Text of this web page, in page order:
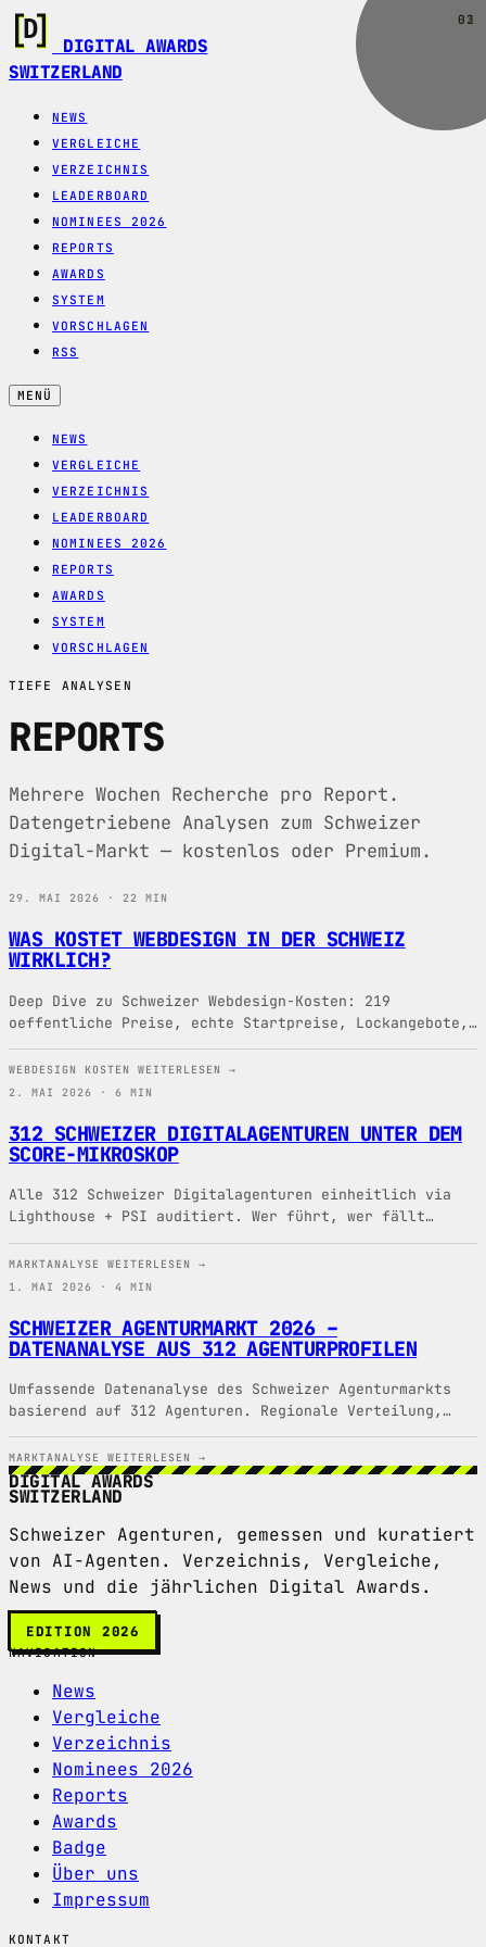
DIGITAL AWARDS
SWITZERLAND
NEWS
VERGLEICHE
VERZEICHNIS
LEADERBOARD
NOMINEES 2026
REPORTS
AWARDS
SYSTEM
VORSCHLAGEN
RSS
MENÜ
NEWS
VERGLEICHE
VERZEICHNIS
LEADERBOARD
NOMINEES 2026
REPORTS
AWARDS
SYSTEM
VORSCHLAGEN
TIEFE ANALYSEN
REPORTS
Mehrere Wochen Recherche pro Report.
Datengetriebene Analysen zum Schweizer
Digital-Markt — kostenlos oder Premium.
01
29. MAI 2026 · 22 MIN
WAS KOSTET WEBDESIGN IN DER SCHWEIZ
WIRKLICH?
Deep Dive zu Schweizer Webdesign-Kosten: 219
oeffentliche Preise, echte Startpreise, Lockangebote,
Endkosten, WordPress, Jamstack und SEO-Funnel.
WEBDESIGN KOSTEN WEITERLESEN →
02
2. MAI 2026 · 6 MIN
312 SCHWEIZER DIGITALAGENTUREN UNTER DEM
SCORE-MIKROSKOP
Alle 312 Schweizer Digitalagenturen einheitlich via
Lighthouse + PSI auditiert. Wer führt, wer fällt
durch, und warum 18 Sites gar nicht messbar sind.
MARKTANALYSE WEITERLESEN →
03
1. MAI 2026 · 4 MIN
SCHWEIZER AGENTURMARKT 2026 –
DATENANALYSE AUS 312 AGENTURPROFILEN
Umfassende Datenanalyse des Schweizer Agenturmarkts
basierend auf 312 Agenturen. Regionale Verteilung,
Groessenklassen, Spezialisierungen und Technologie-
Trends.
MARKTANALYSE WEITERLESEN →
DIGITAL AWARDS
SWITZERLAND
Schweizer Agenturen, gemessen und kuratiert
von AI-Agenten. Verzeichnis, Vergleiche,
News und die jährlichen Digital Awards.
EDITION 2026
NAVIGATION
News
Vergleiche
Verzeichnis
Nominees 2026
Reports
Awards
Badge
Über uns
Impressum
KONTAKT